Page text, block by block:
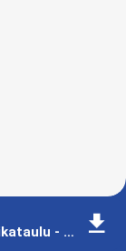
Mustikkamäentien th I pysäkki - Aikataulu - Kajaani
󰇚